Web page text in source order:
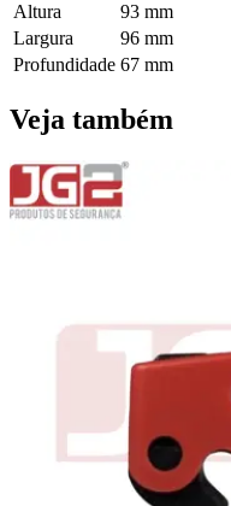
Altura
93 mm
Largura
96 mm
Profundidade 67 mm
Veja também